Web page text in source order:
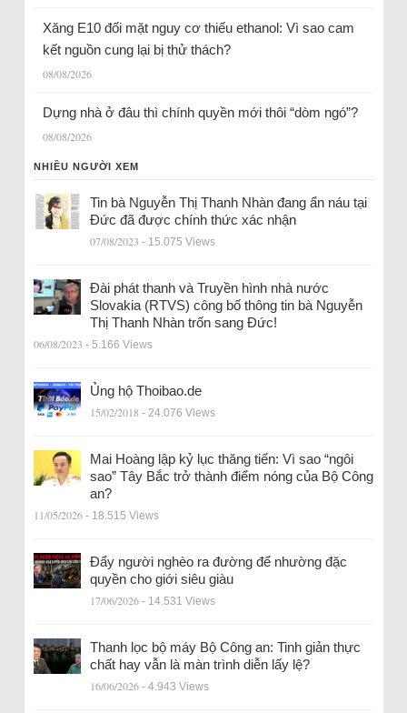
Xăng E10 đối mặt nguy cơ thiếu ethanol: Vì sao cam
kết nguồn cung lại bị thử thách?
08/08/2026
Dựng nhà ở đâu thì chính quyền mới thôi “dòm ngó”?
08/08/2026
NHIỀU NGƯỜI XEM
Tin bà Nguyễn Thị Thanh Nhàn đang ẩn náu tại
Đức đã được chính thức xác nhận
07/08/2023 - 15.075 Views
Đài phát thanh và Truyền hình nhà nước
Slovakia (RTVS) công bố thông tin bà Nguyễn
Thị Thanh Nhàn trốn sang Đức!
06/08/2023 - 5.166 Views
Ủng hộ Thoibao.de
15/02/2018 - 24.076 Views
Mai Hoàng lập kỷ lục thăng tiến: Vì sao “ngôi
sao” Tây Bắc trở thành điểm nóng của Bộ Công
an?
11/05/2026 - 18.515 Views
Đẩy người nghèo ra đường để nhường đặc
quyền cho giới siêu giàu
17/06/2026 - 14.531 Views
Thanh lọc bộ máy Bộ Công an: Tinh giản thực
chất hay vẫn là màn trình diễn lấy lệ?
16/06/2026 - 4.943 Views